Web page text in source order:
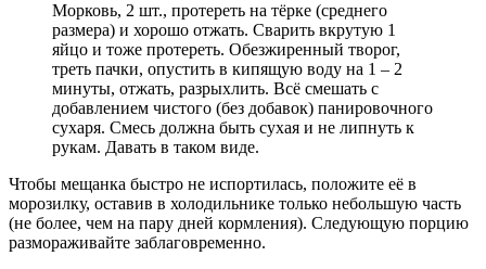
Морковь, 2 шт., протереть на тёрке (среднего
размера) и хорошо отжать. Сварить вкрутую 1
яйцо и тоже протереть. Обезжиренный творог,
треть пачки, опустить в кипящую воду на 1 – 2
минуты, отжать, разрыхлить. Всё смешать с
добавлением чистого (без добавок) панировочного
сухаря. Смесь должна быть сухая и не липнуть к
рукам. Давать в таком виде.
Чтобы мещанка быстро не испортилась, положите её в
морозилку, оставив в холодильнике только небольшую часть
(не более, чем на пару дней кормления). Следующую порцию
размораживайте заблаговременно.